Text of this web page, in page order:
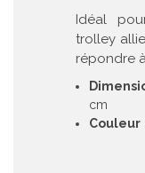
Idéal
trolley
répondre
cm
Couleur